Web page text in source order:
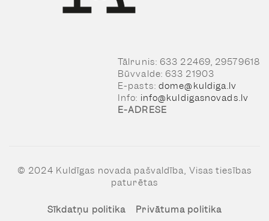
Tālrunis: 633 22469, 29579618
Būvvalde: 633 21903
E-pasts: dome@kuldiga.lv
Info: info@kuldigasnovads.lv
E-ADRESE
© 2024 Kuldīgas novada pašvaldība, Visas tiesības
paturētas
Sīkdatņu politika
Privātuma politika